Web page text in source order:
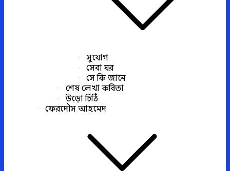
সুযোগ
সেবা ঘর
সে কি জানে
শেষ লেখা কবিতা
উড়ো চিঠি
ফেরদৌস আহমেদ